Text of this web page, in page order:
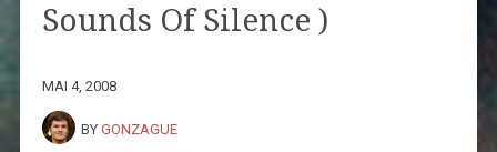
Sounds Of Silence )
MAI 4, 2008
BY GONZAGUE